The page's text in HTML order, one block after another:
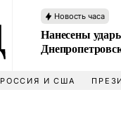
Новость часа
Нанесены
РОССИЯ И США